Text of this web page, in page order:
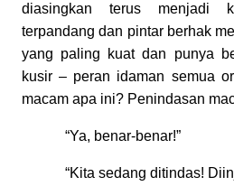
diasingkan terus menjadi
terpandang dan pintar berhak
yang paling kuat dan punya
kusir – peran idaman semua
macam apa ini? Penindasan
“Ya, benar-benar!”
“Kita sedang ditindas!